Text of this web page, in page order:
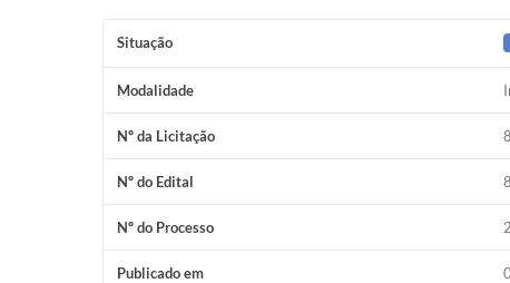
Situação
Modalidade
Nº da Licitação
Nº do Edital
Nº do Processo
Publicado em